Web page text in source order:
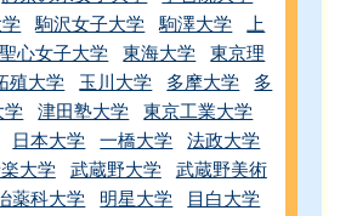
駒沢女子大学 駒澤大学
上
聖心女子大学 東海大学
東京理
殖大学 玉川大学 多摩大学
多
学 津田塾大学
東京工業大学
日本大学 一橋大学
法政大学
大学 武蔵野大学
武蔵野美術
薬科大学 明星大学
目白大学